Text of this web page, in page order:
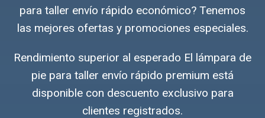
para taller envío rápido económico? Tenemos
las mejores ofertas y promociones especiales.
Rendimiento superior al esperado El lámpara de
pie para taller envío rápido premium está
disponible con descuento exclusivo para
clientes registrados.